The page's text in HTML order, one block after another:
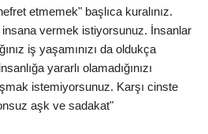
etmemek" başlıca kuralınız.
vermek istiyorsunuz. İnsanlar
iş yaşamınızı da oldukça
yararlı olamadığınızı
istemiyorsunuz. Karşı cinste
aşk ve sadakat"